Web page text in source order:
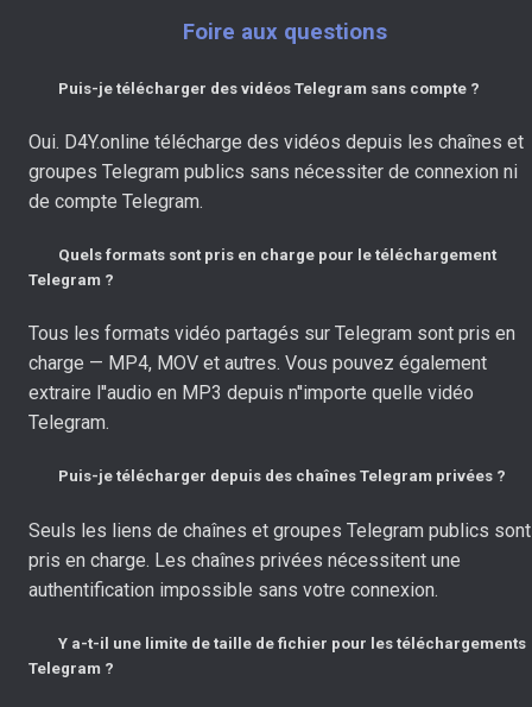
Foire aux questions
Puis-je télécharger des vidéos Telegram sans compte ?
Oui. D4Y.online télécharge des vidéos depuis les chaînes et
groupes Telegram publics sans nécessiter de connexion ni
de compte Telegram.
Quels formats sont pris en charge pour le téléchargement
Telegram ?
Tous les formats vidéo partagés sur Telegram sont pris en
charge — MP4, MOV et autres. Vous pouvez également
extraire l''audio en MP3 depuis n''importe quelle vidéo
Telegram.
Puis-je télécharger depuis des chaînes Telegram privées ?
Seuls les liens de chaînes et groupes Telegram publics sont
pris en charge. Les chaînes privées nécessitent une
authentification impossible sans votre connexion.
Y a-t-il une limite de taille de fichier pour les téléchargements
Telegram ?